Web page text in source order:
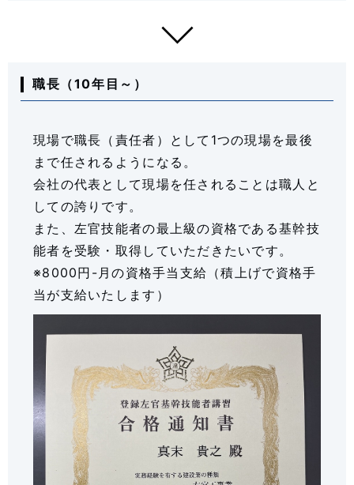
職長（10年目～）
現場で職長（責任者）として1つの現場を最後
まで任されるようになる。
会社の代表として現場を任されることは職人と
しての誇りです。
また、左官技能者の最上級の資格である基幹技
能者を受験・取得していただきたいです。
※8000円-月の資格手当支給（積上げで資格手
当が支給いたします）